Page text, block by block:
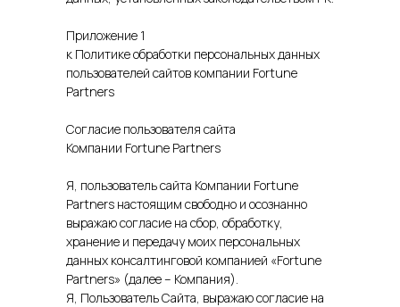
Приложение 1
к Политике обработки персональных данных
пользователей сайтов компании Fortune
Partners
Согласие пользователя сайта
Компании Fortune Partners
Я, пользователь сайта Компании Fortune
Partners настоящим свободно и осознанно
выражаю согласие на сбор, обработку,
хранение и передачу моих персональных
данных консалтинговой компанией «Fortune
Partners» (далее – Компания).
Я, Пользователь Сайта, выражаю согласие на